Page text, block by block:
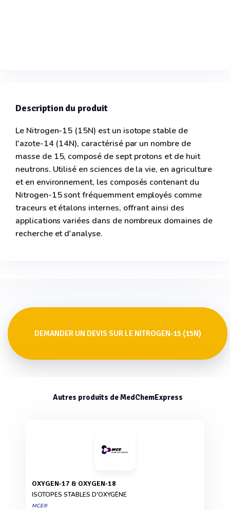
Description du produit
Le Nitrogen-15 (15N) est un isotope stable de
l'azote-14 (14N), caractérisé par un nombre de
masse de 15, composé de sept protons et de huit
neutrons. Utilisé en sciences de la vie, en agriculture
et en environnement, les composés contenant du
Nitrogen-15 sont fréquemment employés comme
traceurs et étalons internes, offrant ainsi des
applications variées dans de nombreux domaines de
recherche et d'analyse.
DEMANDER UN DEVIS SUR LE NITROGEN-15 (15N)
Autres produits de MedChemExpress
OXYGEN-17 & OXYGEN-18
ISOTOPES STABLES D'OXYGÈNE
MCE®